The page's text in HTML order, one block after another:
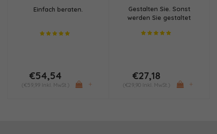
Einfach beraten.
€54,54
(€59,99 Inkl. MwSt.) +
Gestalten Sie. Sonst
werden Sie gestaltet
€27,18
(€29,90 Inkl. MwSt.) +